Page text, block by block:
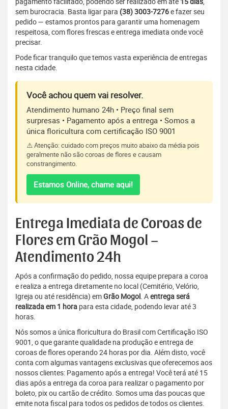
sem burocracia. Basta ligar para (38) 3003-7276e fazer seu
pedido — estamos prontos para garantir uma homenagem
respeitosa, com flores frescas e entrega imediata onde você
precisar.
Pode ficar tranquilo que temos vasta experiência de entregas
nesta cidade.
Você achou quem vai resolver.
Atendimento humano 24h • Preço final sem
surpresas • Pagamento após a entrega • Somos a
única floricultura com certificação ISO 9001
⚠️ Atenção: cuidado com preços muito abaixo da média pois
geralmente não são coroas de flores e causam
constrangimento.
Estamos Online, chame aqui!
Entrega Imediata de Coroas de
Flores em Grão Mogol –
Atendimento 24h
Após a confirmação do pedido, nossa equipe prepara a coroa
e realiza a entrega diretamente no local (Cemitério, Velório,
Igreja ou até residência) emGrão Mogol. Aentrega será
realizada em 1 hora para esta cidade, podendo levar até 3
horas.
Nós somos a única floricultura do Brasil com Certificação ISO
9001, o que garante qualidade na produção e entrega de
coroas de flores operando 24 horas por dia. Além disto, você
conta com algumas vantagens exclusivas que oferecemos aos
nossos clientes: Pagamento após a entrega! Você terá até 15
dias após a entrega da coroa para realizar o pagamento por
boleto, pix ou cartão de crédito. Somos uma das poucas que
emite nota fiscal para todos os pedidos de todos os clientes.